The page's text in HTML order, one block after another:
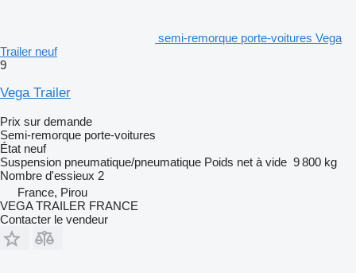
semi-remorque porte-voitures Vega
Trailer neuf
9
Vega Trailer
Prix sur demande
Semi-remorque porte-voitures
État neuf
Suspension pneumatique/pneumatique Poids net à vide 9 800 kg
Nombre d'essieux 2
France, Pirou
VEGA TRAILER FRANCE
Contacter le vendeur